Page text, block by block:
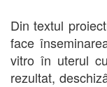
Din textul
face
vitro în uterul
rezultat,